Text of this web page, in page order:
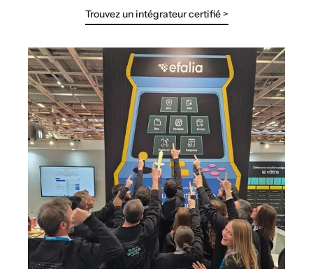
Trouvez un intégrateur certifié >